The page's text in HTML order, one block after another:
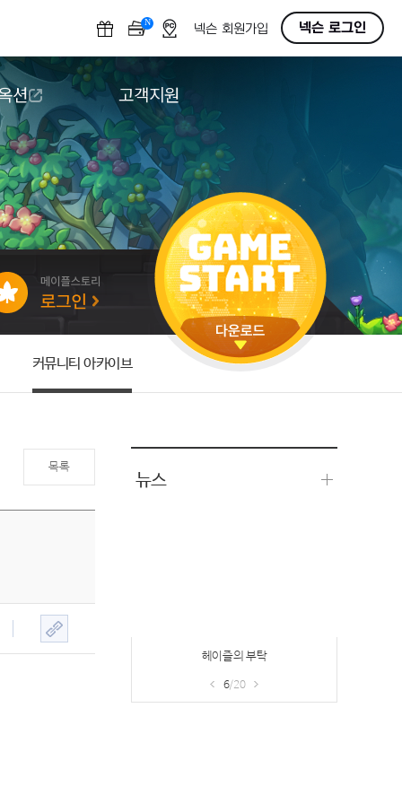
N OFF넥슨 회원가입 넥슨 로그인
션
션
고객지원
다운로드
도움말/1:1문의
버그악용/불법프로그램 신고
게임 접근성
커뮤니티 아카이브
목록
뉴스
헤이즐의 부탁
6/20